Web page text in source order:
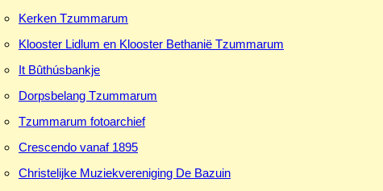
Kerken Tzummarum
Klooster Lidlum en Klooster Bethanië Tzummarum
It Bûthúsbankje
Dorpsbelang Tzummarum
Tzummarum fotoarchief
Crescendo vanaf 1895
Christelijke Muziekvereniging De Bazuin